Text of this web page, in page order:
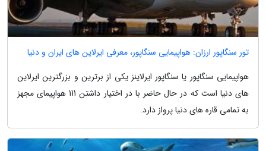
تور سنگاپور ارزان: هواپیمایی سنگاپور، معرفی ایرلاین های ایران و دنیا
هواپیمایی سنگاپور یا سنگاپور ایرلاینز یکی از برترین و بزرگترین ایرلاین
های دنیا است که در حال حاضر با در اختیار داشتن 111 هواپیمای مجهز
به تمامی قاره های دنیا پرواز دارد.